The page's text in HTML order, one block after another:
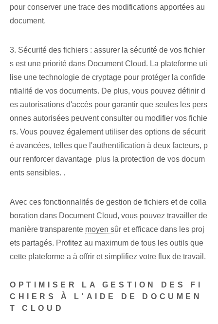
pour conserver une trace des modifications apportées au
document.
3. Sécurité des fichiers : assurer la sécurité de vos fichier
s est une priorité dans Document Cloud. La plateforme uti
lise une technologie de cryptage pour protéger la confide
ntialité de vos documents. ⁢De plus, vous pouvez définir d
es autorisations d'accès pour garantir que seules les pers
onnes autorisées peuvent consulter ou modifier vos fichie
rs. Vous pouvez également utiliser des options de sécurit
é avancées, telles que l'authentification à deux facteurs, p
our renforcer davantage ⁣ plus⁤ la protection de⁢ vos docum
ents sensibles. .
Avec ces fonctionnalités de gestion de fichiers et de colla
boration‌ dans Document ⁤Cloud, vous pouvez travailler de
manière transparente⁣ moyen sûr et efficace dans les proj
ets partagés. Profitez au maximum de tous les outils que
cette plateforme a à offrir et simplifiez votre flux de travail.
OPTIMISER LA GESTION DES FI
CHIERS À L'AIDE DE DOCUMEN
T CLOUD